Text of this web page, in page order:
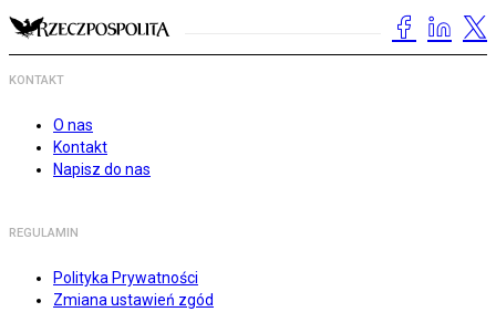
KONTAKT
O nas
Kontakt
Napisz do nas
REGULAMIN
Polityka Prywatności
Zmiana ustawień zgód